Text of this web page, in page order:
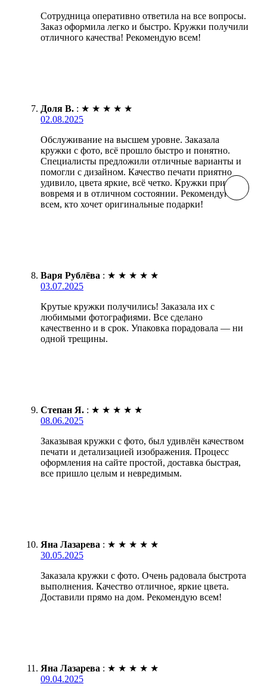
Сотрудница оперативно ответила на все вопросы.
Заказ оформила легко и быстро. Кружки получили
отличного качества! Рекомендую всем!
Доля В. : ★ ★ ★ ★ ★
02.08.2025
Обслуживание на высшем уровне. Заказала
кружки с фото, всё прошло быстро и понятно.
Специалисты предложили отличные варианты и
помогли с дизайном. Качество печати приятно
удивило, цвета яркие, всё четко. Кружки пришли
вовремя и в отличном состоянии. Рекомендую
всем, кто хочет оригинальные подарки!
Варя Рублёва : ★ ★ ★ ★ ★
03.07.2025
Крутые кружки получились! Заказала их с
любимыми фотографиями. Все сделано
качественно и в срок. Упаковка порадовала — ни
одной трещины.
Степан Я. : ★ ★ ★ ★ ★
08.06.2025
Заказывая кружки с фото, был удивлён качеством
печати и детализацией изображения. Процесс
оформления на сайте простой, доставка быстрая,
все пришло целым и невредимым.
Яна Лазарева : ★ ★ ★ ★ ★
30.05.2025
Заказала кружки с фото. Очень радовала быстрота
выполнения. Качество отличное, яркие цвета.
Доставили прямо на дом. Рекомендую всем!
Яна Лазарева : ★ ★ ★ ★ ★
09.04.2025